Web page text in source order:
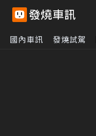
國內車訊 發燒試駕